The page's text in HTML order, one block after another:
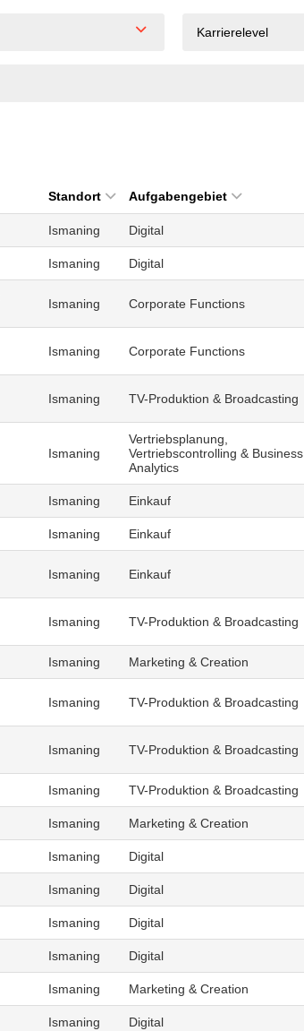
Karrierelevel
Standort Aufgabengebiet
Ismaning Digital
Ismaning Digital
Ismaning Corporate Functions
Ismaning Corporate Functions
Ismaning TV-Produktion & Broadcasting
Ismaning
Vertriebsplanung,
Vertriebscontrolling & Business
Analytics
Ismaning Einkauf
Ismaning Einkauf
Ismaning Einkauf
Ismaning TV-Produktion & Broadcasting
Ismaning Marketing & Creation
Ismaning TV-Produktion & Broadcasting
Ismaning TV-Produktion & Broadcasting
Ismaning TV-Produktion & Broadcasting
Ismaning Marketing & Creation
Ismaning Digital
Ismaning Digital
Ismaning Digital
Ismaning Digital
Ismaning Marketing & Creation
Ismaning Digital